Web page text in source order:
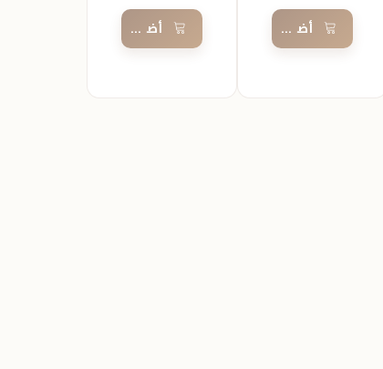
أضف إلى السلة أضف إلى السلة